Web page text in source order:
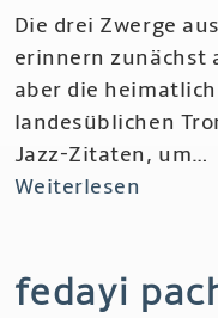
Die drei Zwerge
erinnern zunächst
aber die
landesüblichen
Jazz-Zitaten, um…
Weiterlesen
of
fedayi